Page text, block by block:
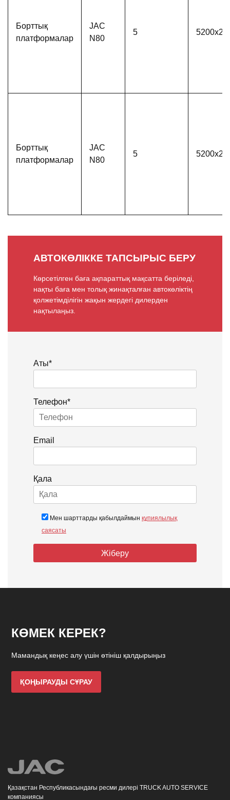
Борттық
платформалар
JAC
N80
5
Борттық
платформалар
JAC
N80
5
АВТОКӨЛІККЕ ТАПСЫРЫС БЕРУ
Көрсетілген баға ақпараттық мақсатта беріледі,
нақты баға мен толық жинақталған автокөліктің
қолжетімділігін жақын жердегі дилерден
нақтылаңыз.
Аты*
Телефон*
Email
Қала
Мен шарттарды қабылдаймын құпиялылық
саясаты
КӨМЕК КЕРЕК?
Мамандық кеңес алу үшін өтініш қалдырыңыз
ҚОҢЫРАУДЫ СҰРАУ
Қазақстан Республикасындағы ресми дилері TRUCK AUTO SERVICE
компаниясы